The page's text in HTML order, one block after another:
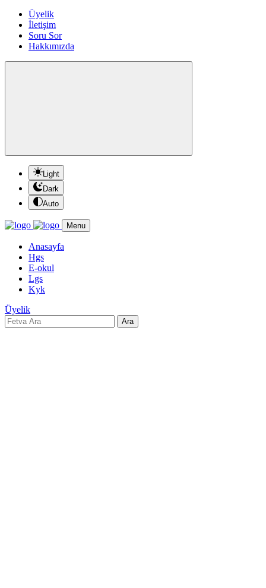
Üyelik
İletişim
Soru Sor
Hakkımızda
Light
Dark
Auto
Menu
Anasayfa
Hgs
E-okul
Lgs
Kyk
Üyelik
Ara